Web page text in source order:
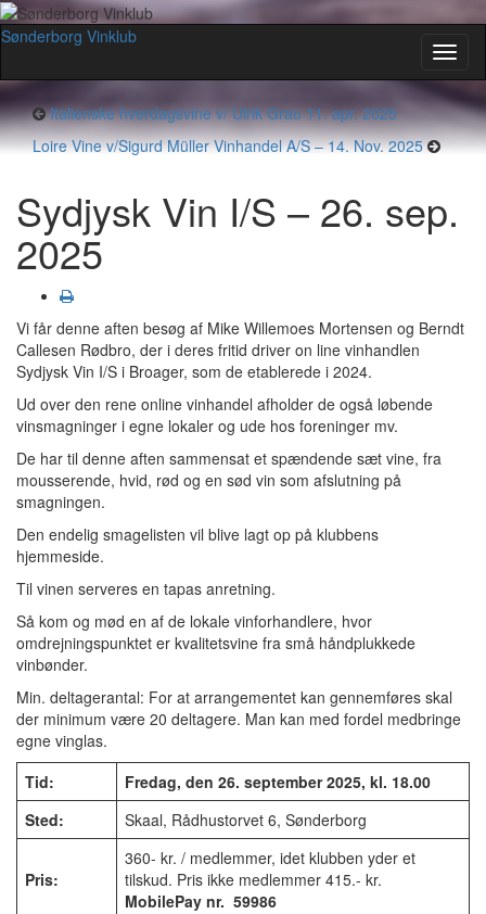
Sønderborg Vinklub
Italienske hverdagsvine v/ Ulrik Grau 11. apr. 2025
Loire Vine v/Sigurd Müller Vinhandel A/S – 14. Nov. 2025
Sydjysk Vin I/S – 26. sep.
2025
Vi får denne aften besøg af Mike Willemoes Mortensen og Berndt
Callesen Rødbro, der i deres fritid driver on line vinhandlen
Sydjysk Vin I/S i Broager, som de etablerede i 2024.
Ud over den rene online vinhandel afholder de også løbende
vinsmagninger i egne lokaler og ude hos foreninger mv.
De har til denne aften sammensat et spændende sæt vine, fra
mousserende, hvid, rød og en sød vin som afslutning på
smagningen.
Den endelig smagelisten vil blive lagt op på klubbens
hjemmeside.
Til vinen serveres en tapas anretning.
Så kom og mød en af de lokale vinforhandlere, hvor
omdrejningspunktet er kvalitetsvine fra små håndplukkede
vinbønder.
Min. deltagerantal: For at arrangementet kan gennemføres skal
der minimum være 20 deltagere. Man kan med fordel medbringe
egne vinglas.
Tid:
Fredag, den 26. september 2025, kl. 18.00
Sted:
Skaal, Rådhustorvet 6, Sønderborg
Pris:
360- kr. / medlemmer, idet klubben yder et
tilskud. Pris ikke medlemmer 415.- kr.
MobilePay nr. 59986